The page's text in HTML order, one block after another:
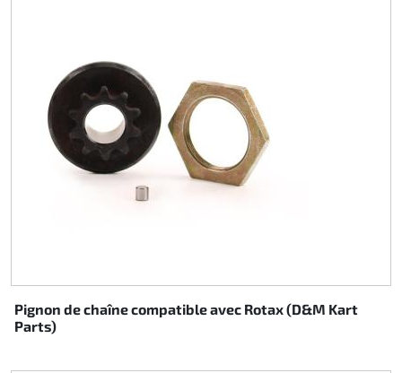
Pignon de chaîne compatible avec Rotax (D&M Kart
Parts)